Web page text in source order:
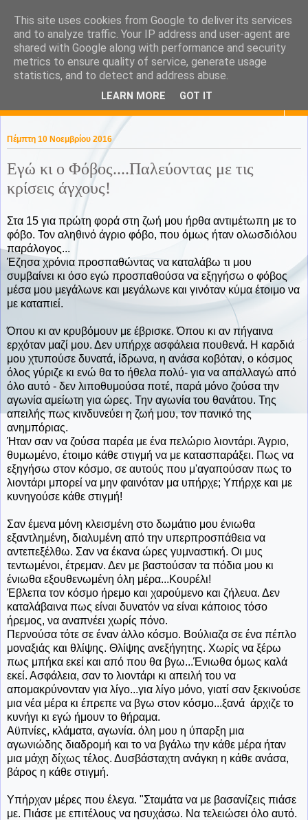
KaPa. Me without you...tea
without a biscuit!
Πέμπτη 10 Νοεμβρίου 2016
Εγώ κι ο Φόβος....Παλεύοντας με τις
κρίσεις άγχους!
Στα 15 για πρώτη φορά στη ζωή μου ήρθα αντιμέτωπη με το
φόβο. Τον αληθινό άγριο φόβο, που όμως ήταν ολωσδιόλου
παράλογος...
Έζησα χρόνια προσπαθώντας να καταλάβω τι μου
συμβαίνει κι όσο εγώ προσπαθούσα να εξηγήσω ο φόβος
μέσα μου μεγάλωνε και μεγάλωνε και γινόταν κύμα έτοιμο να
με καταπιεί.
Όπου κι αν κρυβόμουν με έβρισκε. Όπου κι αν πήγαινα
ερχόταν μαζί μου. Δεν υπήρχε ασφάλεια πουθενά. Η καρδιά
μου χτυπούσε δυνατά, ίδρωνα, η ανάσα κοβόταν, ο κόσμος
όλος γύριζε κι ενώ θα το ήθελα πολύ- για να απαλλαγώ από
όλο αυτό - δεν λιποθυμούσα ποτέ, παρά μόνο ζούσα την
αγωνία αμείωτη για ώρες. Την αγωνία του θανάτου. Της
απειλής πως κινδυνεύει η ζωή μου, τον πανικό της
ανημπόριας.
Ήταν σαν να ζούσα παρέα με ένα πελώριο λιοντάρι. Άγριο,
θυμωμένο, έτοιμο κάθε στιγμή να με κατασπαράξει. Πως να
εξηγήσω στον κόσμο, σε αυτούς που μ'αγαπούσαν πως το
λιοντάρι μπορεί να μην φαινόταν μα υπήρχε; Υπήρχε και με
κυνηγούσε κάθε στιγμή!
Σαν έμενα μόνη κλεισμένη στο δωμάτιο μου ένιωθα
εξαντλημένη, διαλυμένη από την υπερπροσπάθεια να
αντεπεξέλθω. Σαν να έκανα ώρες γυμναστική. Οι μυς
τεντωμένοι, έτρεμαν. Δεν με βαστούσαν τα πόδια μου κι
ένιωθα εξουθενωμένη όλη μέρα...Κουρέλι!
Έβλεπα τον κόσμο ήρεμο και χαρούμενο και ζήλευα. Δεν
καταλάβαινα πως είναι δυνατόν να είναι κάποιος τόσο
ήρεμος, να αναπνέει χωρίς πόνο.
Περνούσα τότε σε έναν άλλο κόσμο. Βούλιαζα σε ένα πέπλο
μοναξιάς και θλίψης. Θλίψης ανεξήγητης. Χωρίς να ξέρω
πως μπήκα εκεί και από που θα βγω...Ένιωθα όμως καλά
εκεί. Ασφάλεια, σαν το λιοντάρι κι απειλή του να
απομακρύνονταν για λίγο...για λίγο μόνο, γιατί σαν ξεκινούσε
μια νέα μέρα κι έπρεπε να βγω στον κόσμο...ξανά άρχιζε το
κυνήγι κι εγώ ήμουν το θήραμα.
Αϋπνίες, κλάματα, αγωνία. όλη μου η ύπαρξη μια
αγωνιώδης διαδρομή και το να βγάλω την κάθε μέρα ήταν
μια μάχη δίχως τέλος. Δυσβάσταχτη ανάγκη η κάθε ανάσα,
βάρος η κάθε στιγμή.
Υπήρχαν μέρες που έλεγα. "Σταμάτα να με βασανίζεις πιάσε
με. Πιάσε με επιτέλους να ησυχάσω. Να τελειώσει όλο αυτό.
This site uses cookies from Google to deliver its services
and to analyze traffic. Your IP address and user-agent are
shared with Google along with performance and security
metrics to ensure quality of service, generate usage
statistics, and to detect and address abuse.
LEARN MORE GOT IT